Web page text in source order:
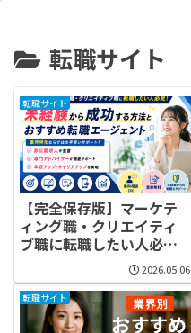
転職サイト
転職サイト
【完全保存版】マーケテ
ィング職・クリエイティ
ブ職に転職したい人必見
｜未経験から成功する方
法とおすすめ転職エージ
ェント
2026.05.06
転職サイト